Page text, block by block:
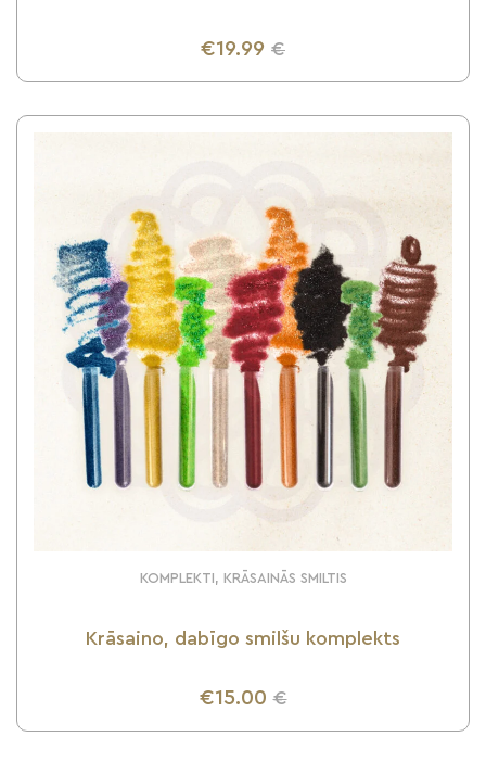
€19.99 €
UZZINI VAIRĀK
KOMPLEKTI, KRĀSAINĀS SMILTIS
Krāsaino, dabīgo smilšu komplekts
€15.00 €
UZZINI VAIRĀK